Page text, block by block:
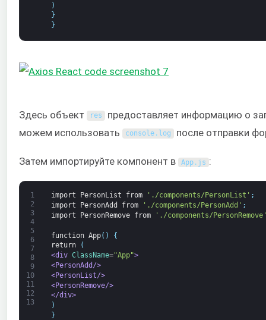
)
}
}
Здесь объект res предоставляет информацию о
можем использовать
console. log после отправки
Затем импортируйте компонент в App. js :
1
2
3
4
5
6
7
8
9
10
11
12
13
import PersonList from './components/PersonList' ;
import
PersonAdd from './components/PersonAdd' ;
import
PersonRemove from './components/
function App( )
{
return
(
<div ClassName="App">
<PersonAdd/>
<PersonList/>
<PersonRemove/>
</div>
)
}